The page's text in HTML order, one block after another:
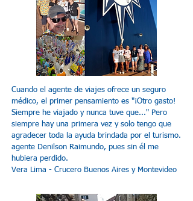
Cuando el agente de viajes ofrece un seguro
médico, el primer pensamiento es "¡Otro gasto!
Siempre he viajado y nunca tuve que..." Pero
siempre hay una primera vez y solo tengo que
agradecer toda la ayuda brindada por el turismo.
agente Denilson Raimundo, pues sin él me
hubiera perdido.
Vera Lima - Crucero Buenos Aires y Montevideo